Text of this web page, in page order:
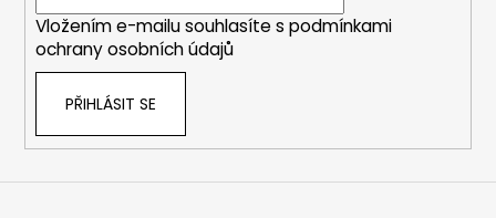
Vložením e-mailu souhlasíte s podmínkami
ochrany osobních údajů
PŘIHLÁSIT SE